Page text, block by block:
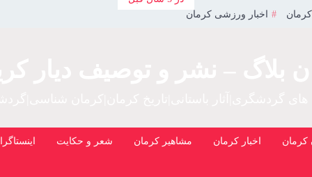
کرمان اخبار ورزشی کرمان
کرمان اخبار کرمان مشاهیر کرمان شعر و حکایت